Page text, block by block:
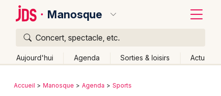
Manosque
Concert, spectacle, etc.
Aujourd'hui Agenda Sorties & loisirs Actu
Publier un événement
Retour
Accueil Manosque Agenda Sports
Quoi ?
Où ?